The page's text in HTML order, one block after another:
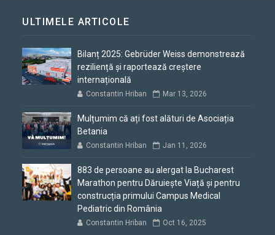
ULTIMELE ARTICOLE
Bilanț 2025: Gebrüder Weiss demonstrează
reziliență și raportează creștere
internațională
Constantin Hriban Mar 13, 2026
Mulțumim că ați fost alături de Asociația
Betania
Constantin Hriban Jan 11, 2026
883 de persoane au alergat la Bucharest
Marathon pentru Dăruiește Viață și pentru
construcția primului Campus Medical
Pediatric din România
Constantin Hriban Oct 16, 2025